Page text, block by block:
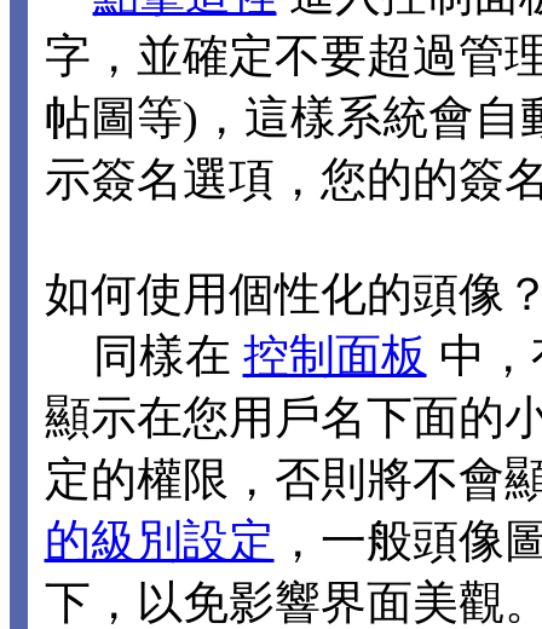
字，並確定不要超過管
帖圖等)，這樣系統會自
示簽名選項，您的的簽
如何使用個性化的頭像
同樣在 控制面板 中
顯示在您用戶名下面的
定的權限，否則將不會
的級別設定 ，一般頭像
下，以免影響界面美觀